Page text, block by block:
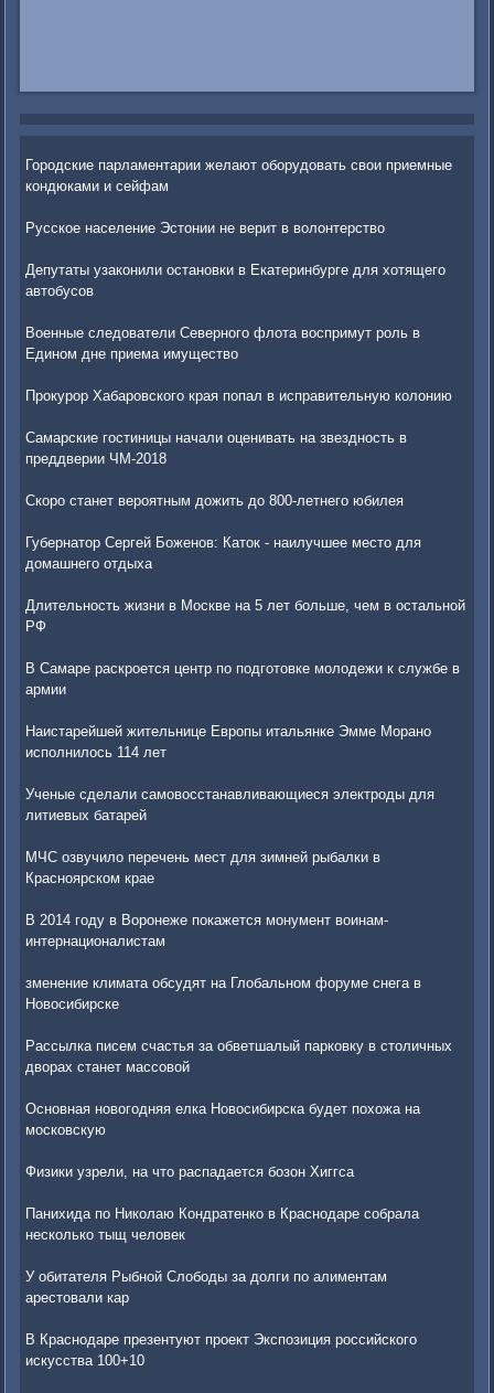
Городские парламентарии желают оборудовать свои приемные
кондюками и сейфам
Русское население Эстонии не верит в волонтерство
Депутаты узаконили остановки в Екатеринбурге для хотящего
автобусов
Военные следователи Северного флота воспримут роль в
Едином дне приема имущество
Прокурор Хабаровского края попал в исправительную колонию
Самарские гостиницы начали оценивать на звездность в
преддверии ЧМ-2018
Скоро станет вероятным дожить до 800-летнего юбилея
Губернатор Сергей Боженов: Каток - наилучшее место для
домашнего отдыха
Длительность жизни в Москве на 5 лет больше, чем в остальной
РФ
В Самаре раскроется центр по подготовке молодежи к службе в
армии
Наистарейшей жительнице Европы итальянке Эмме Морано
исполнилось 114 лет
Ученые сделали самовосстанавливающиеся электроды для
литиевых батарей
МЧС озвучило перечень мест для зимней рыбалки в
Красноярском крае
В 2014 году в Воронеже покажется монумент воинам-
интернационалистам
зменение климата обсудят на Глобальном форуме снега в
Новосибирске
Рассылка писем счастья за обветшалый парковку в столичных
дворах станет массовой
Основная новогодняя елка Новосибирска будет похожа на
московскую
Физики узрели, на что распадается бозон Хиггса
Панихида по Николаю Кондратенко в Краснодаре собрала
несколько тыщ человек
У обитателя Рыбной Слободы за долги по алиментам
арестовали кар
В Краснодаре презентуют проект Экспозиция российского
искусства 100+10